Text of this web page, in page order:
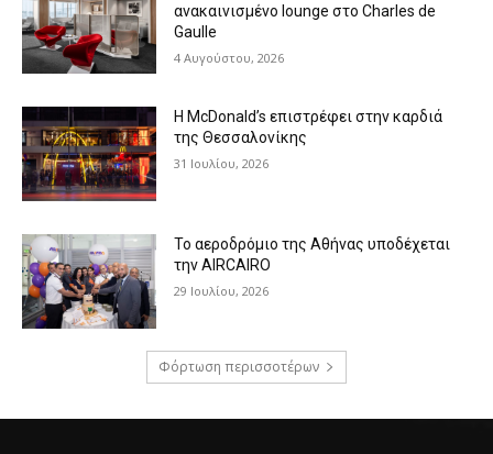
ανακαινισμένο lounge στο Charles de
Gaulle
4 Αυγούστου, 2026
Η McDonald’s επιστρέφει στην καρδιά
της Θεσσαλονίκης
31 Ιουλίου, 2026
Το αεροδρόμιο της Αθήνας υποδέχεται
την AIRCAIRO
29 Ιουλίου, 2026
Φόρτωση περισσοτέρων